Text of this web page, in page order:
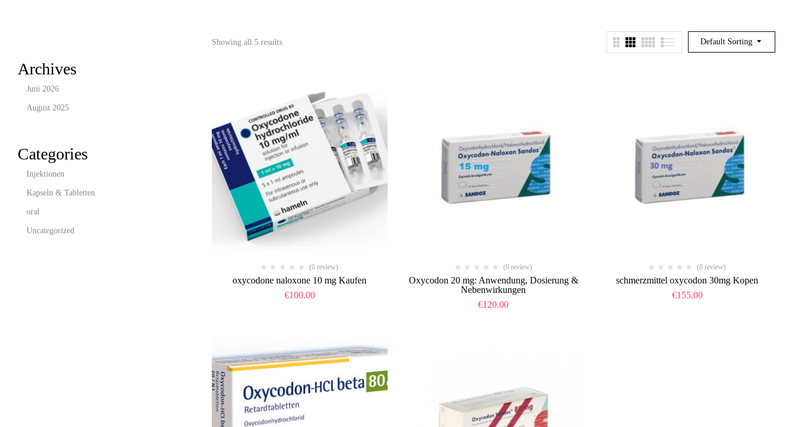
Archives
Juni 2026
August 2025
Categories
Injektionen
Kapseln & Tabletten
oral
Uncategorized
Default Sorting
Showing all 5 results
(0 review)
oxycodone naloxone 10 mg Kaufen
€100.00
(0 review)
Oxycodon 20 mg: Anwendung, Dosierung &
Nebenwirkungen
€120.00
(0 review)
schmerzmittel oxycodon 30mg Kopen
€155.00